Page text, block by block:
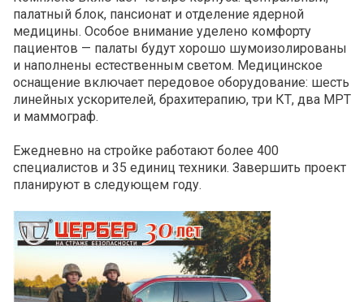
палатный блок, пансионат и отделение ядерной
медицины. Особое внимание уделено комфорту
пациентов — палаты будут хорошо шумоизолированы
и наполнены естественным светом. Медицинское
оснащение включает передовое оборудование: шесть
линейных ускорителей, брахитерапию, три КТ, два МРТ
и маммограф.
Ежедневно на стройке работают более 400
специалистов и 35 единиц техники. Завершить проект
планируют в следующем году.